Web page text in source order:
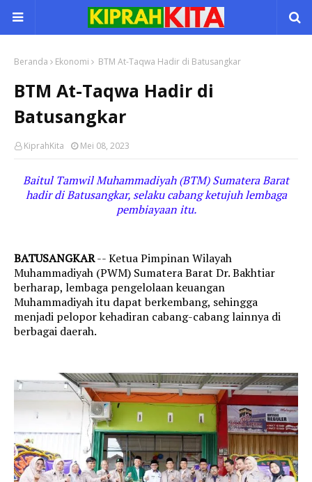
Beranda Ekonomi BTM At-Taqwa Hadir di Batusangkar
BTM At-Taqwa Hadir di
Batusangkar
KiprahKita Mei 08, 2023
Baitul Tamwil Muhammadiyah (BTM) Sumatera Barat
hadir di Batusangkar, selaku cabang ketujuh lembaga
pembiayaan itu.
BATUSANGKAR--Ketua Pimpinan Wilayah
Muhammadiyah (PWM) Sumatera Barat Dr. Bakhtiar
berharap, lembaga pengelolaan keuangan
Muhammadiyah itu dapat berkembang, sehingga
menjadi pelopor kehadiran cabang-cabang lainnya di
berbagai daerah.